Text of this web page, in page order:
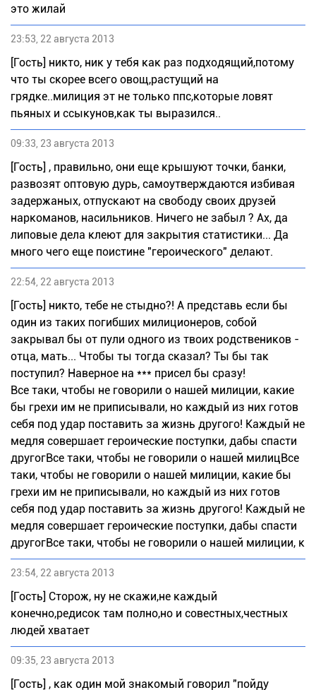
это жилай
23:53, 22 августа 2013
[Гость] никто, ник у тебя как раз подходящий,потому
что ты скорее всего овощ,растущий на
грядке..милиция эт не только ппс,которые ловят
пьяных и ссыкунов,как ты выразился..
09:33, 23 августа 2013
[Гость] , правильно, они еще крышуют точки, банки,
развозят оптовую дурь, самоутверждаются избивая
задержаных, отпускают на свободу своих друзей
наркоманов, насильников. Ничего не забыл ? Ах, да
липовые дела клеют для закрытия статистики... Да
много чего еще поистине "героического" делают.
22:54, 22 августа 2013
[Гость] никто, тебе не стыдно?! А представь если бы
один из таких погибших милиционеров, собой
закрывал бы от пули одного из твоих родствеников -
отца, мать... Чтобы ты тогда сказал? Ты бы так
поступил? Наверное на *** присел бы сразу!
Все таки, чтобы не говорили о нашей милиции, какие
бы грехи им не приписывали, но каждый из них готов
себя под удар поставить за жизнь другого! Каждый не
медля совершает героические поступки, дабы спасти
другогВсе таки, чтобы не говорили о нашей милицВсе
таки, чтобы не говорили о нашей милиции, какие бы
грехи им не приписывали, но каждый из них готов
себя под удар поставить за жизнь другого! Каждый не
медля совершает героические поступки, дабы спасти
другогВсе таки, чтобы не говорили о нашей милиции, к
23:54, 22 августа 2013
[Гость] Сторож, ну не скажи,не каждый
конечно,редисок там полно,но и совестных,честных
людей хватает
09:35, 23 августа 2013
[Гость] , как один мой знакомый говорил "пойду